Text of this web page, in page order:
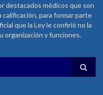
destacados médicos que son
para formar parte
que la Ley le confirió no la
organización y funciones.
BÚSQUEDA